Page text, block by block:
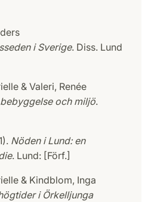
i Sverige. Diss. Lund
& Valeri, Renée
och miljö.
Nöden i Lund: en
. Lund: [Förf.]
& Kindblom, Inga
i Örkelljunga